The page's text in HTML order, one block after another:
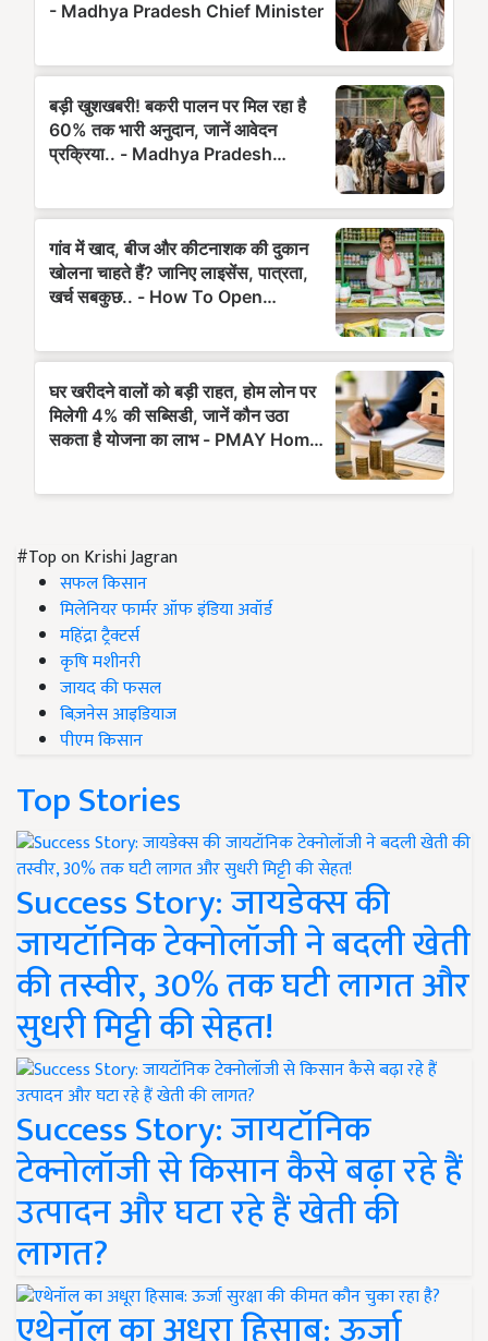
#Top on Krishi Jagran
सफल किसान
मिलेनियर फार्मर ऑफ इंडिया अवॉर्ड
महिंद्रा ट्रैक्टर्स
कृषि मशीनरी
जायद की फसल
बिज़नेस आइडियाज
पीएम किसान
Top Stories
Success Story: जायडेक्स की
जायटॉनिक टेक्नोलॉजी ने बदली खेती
की तस्वीर, 30% तक घटी लागत और
सुधरी मिट्टी की सेहत!
Success Story: जायटॉनिक
टेक्नोलॉजी से किसान कैसे बढ़ा रहे हैं
उत्पादन और घटा रहे हैं खेती की
लागत?